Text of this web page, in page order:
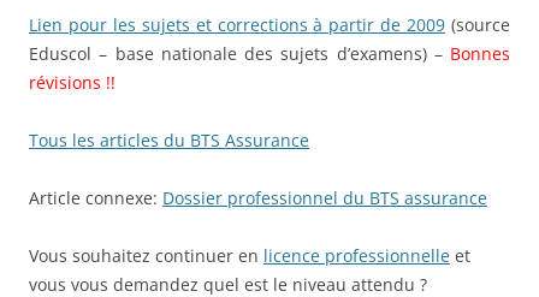
Lien pour les sujets et corrections à partir de 2009 (source
Eduscol – base nationale des sujets d’examens) – Bonnes
révisions !!
Tous les articles du BTS Assurance
Article connexe: Dossier professionnel du BTS assurance
Vous souhaitez continuer en licence professionnelle et
vous vous demandez quel est le niveau attendu ?